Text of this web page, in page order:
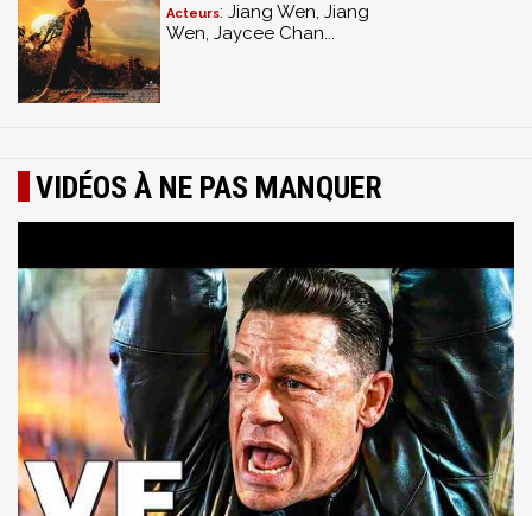
Acteurs: Jiang Wen, Jiang
Wen, Jaycee Chan...
VIDÉOS À NE PAS MANQUER